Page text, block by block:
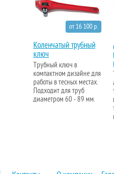
Коленчатый трубный
ключ
от 16 100 р.
Трубный ключ в
компактном дизайне для
работы в тесных местах.
Подходит для труб
диаметром 60 - 89 мм.